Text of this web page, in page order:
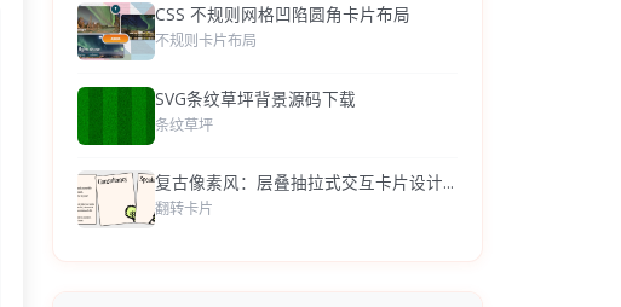
CSS 不规则网格凹陷圆角卡片布局
不规则卡片布局
SVG条纹草坪背景源码下载
条纹草坪
复古像素风：层叠抽拉式交互卡片设计...
翻转卡片